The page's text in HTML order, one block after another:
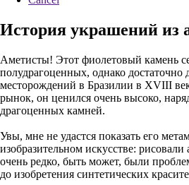
История украшений из
Аметисты! Этот фиолетовый камень
полудрагоценных, однако достаточно
месторождений в Бразилии в XVIII
рынок, он ценился очень высоко,
драгоценных камней.
Увы, мне не удастся показать его
изобразительном искусстве:
очень редко, быть может, были
до изобретения синтетических